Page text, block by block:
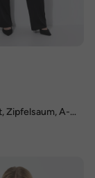
Zipfelsaum, A-